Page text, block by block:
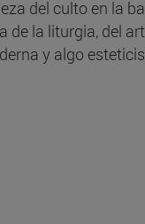
del culto en la
la liturgia, del
y algo